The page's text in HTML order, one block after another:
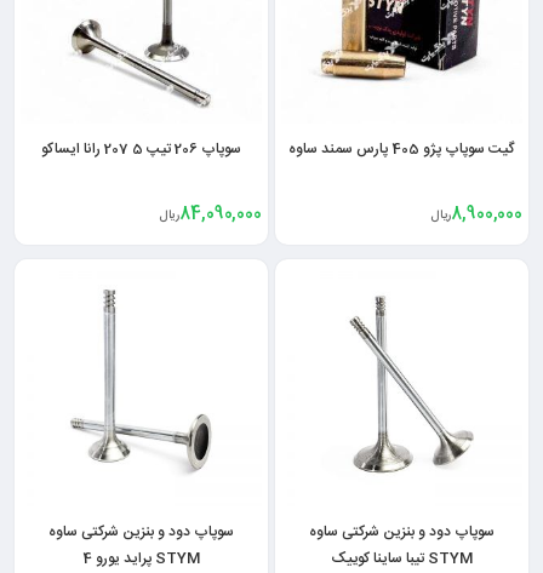
گیت سوپاپ پژو 405 پارس سمند ساوه
8,900,000ریال
سوپاپ 206 تیپ 5 207 رانا ایساکو
84,090,000ریال
سوپاپ دود و بنزین شرکتی ساوه
STYM تیبا ساینا کوییک
سوپاپ دود و بنزین شرکتی ساوه
STYM پراید یورو 4